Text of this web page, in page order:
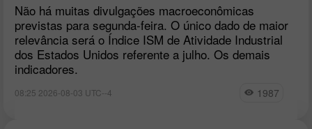
Não há muitas divulgações macroeconômicas
previstas para segunda-feira. O único dado de maior
relevância será o Índice ISM de Atividade Industrial
dos Estados Unidos referente a julho. Os demais
indicadores.
08:25 2026-08-03 UTC--4 1987